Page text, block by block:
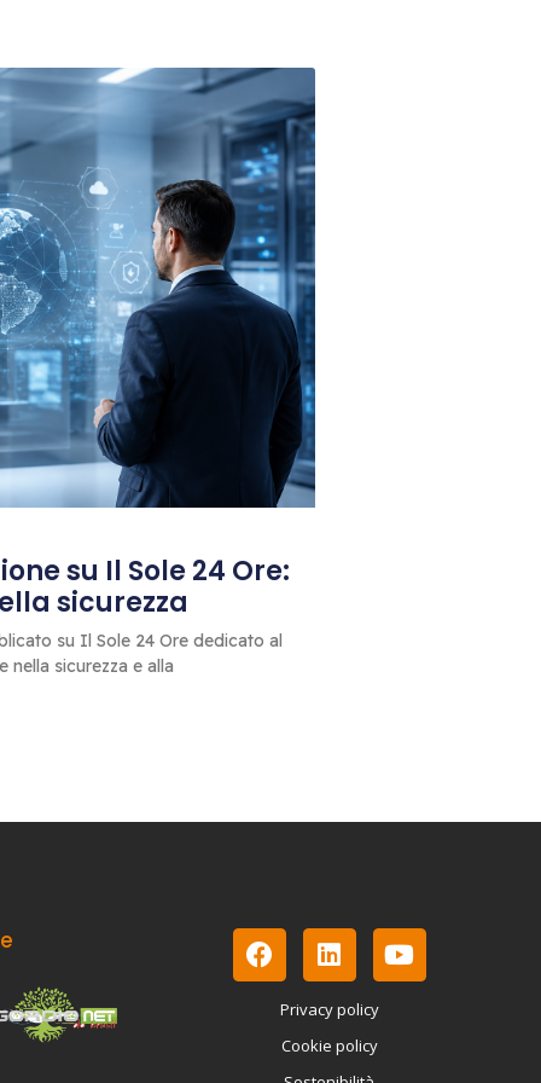
su Il Sole 24 Ore:
sicurezza
su Il Sole 24 Ore dedicato al
nella sicurezza e alla
Privacy policy
Cookie policy